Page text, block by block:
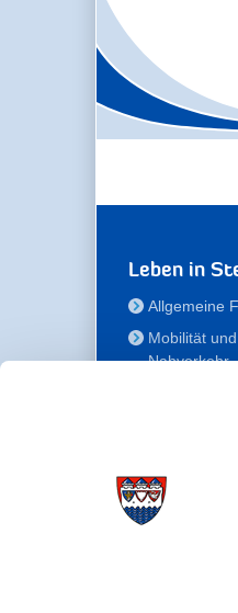
Leben in
Allgemeine
Mobilität und
Nahverkehr
Gesundheit
Bildung